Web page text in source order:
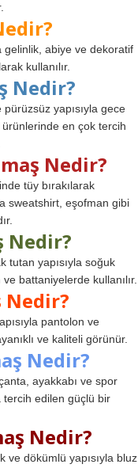
gelinlik, abiye ve dekoratif
kullanılır.
Nedir?
yapısıyla gece
en çok tercih
Nedir?
tüy bırakılarak
sweatshirt, eşofman gibi
Nedir?
tutan yapısıyla soğuk
battaniyelerde kullanılır.
Nedir?
pantolon ve
ve kaliteli görünür.
Nedir?
ayakkabı ve spor
tercih edilen güçlü bir
Nedir?
ve dökümlü yapısıyla bluz